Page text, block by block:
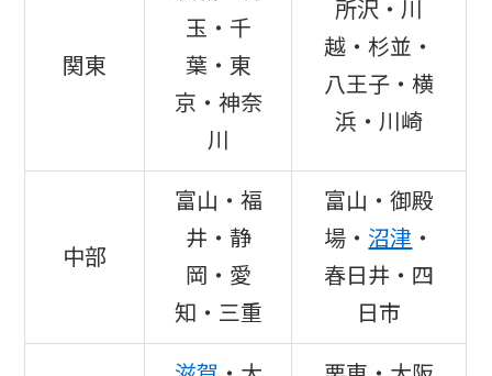
関東
玉・千
葉・東
京・神奈
川
所沢・川
越・杉並・
八王子・横
浜・川崎
中部
富山・福
井・静
岡・愛
知・三重
富山・御殿
場・ 沼津 ・
春日井・四
日市